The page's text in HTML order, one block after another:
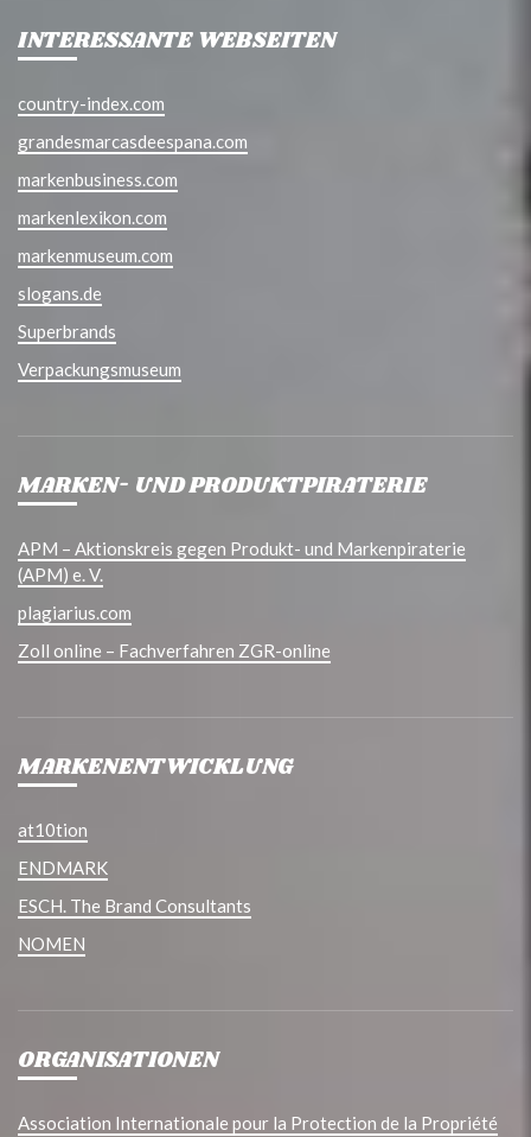
INTERESSANTE WEBSEITEN
country-index.com
grandesmarcasdeespana.com
markenbusiness.com
markenlexikon.com
markenmuseum.com
slogans.de
Superbrands
Verpackungsmuseum
MARKEN- UND PRODUKTPIRATERIE
APM – Aktionskreis gegen Produkt- und Markenpiraterie
(APM) e. V.
plagiarius.com
Zoll online – Fachverfahren ZGR-online
MARKENENTWICKLUNG
at10tion
ENDMARK
ESCH. The Brand Consultants
NOMEN
ORGANISATIONEN
Association Internationale pour la Protection de la Propriété